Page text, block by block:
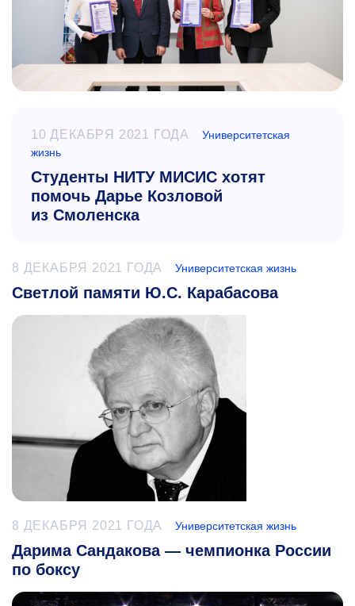
10 ДЕКАБРЯ 2021 ГОДА
Университетская
жизнь
Студенты НИТУ МИСИС хотят
помочь Дарье Козловой
из Смоленска
8 ДЕКАБРЯ 2021 ГОДА Университетская жизнь
Светлой памяти Ю.С. Карабасова
8 ДЕКАБРЯ 2021 ГОДА Университетская жизнь
Дарима Сандакова — чемпионка России
по боксу